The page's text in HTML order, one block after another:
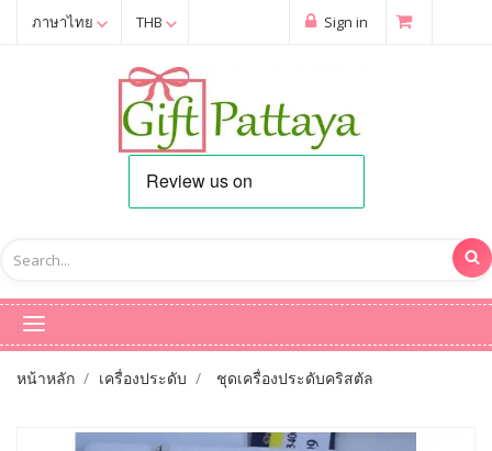
ภาษาไทย THB Sign in
หน้าหลัก เครื่องประดับ ชุดเครื่องประดับคริสตัล